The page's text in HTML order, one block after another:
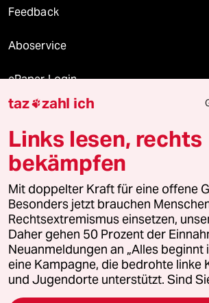
Feedback
Aboservice
ePaper Login
Downloads für Abonnierende
© 2026 taz Verlags und Vertriebs GmbH
Alle Rechte vorbehalten. Bei rechtlichen Fragen
wenden Sie sich bitte an
lizenzen@taz.de
Feedback Redaktionsstatut
Leitlinie Informant Datenschutz
taz zahl ich
Links lesen, rechts
bekämpfen
Mit doppelter Kraft für eine offene
Besonders jetzt brauchen
Rechtsextremismus einsetzen,
Daher gehen 50 Prozent der
Neuanmeldungen an „Alles beginnt
eine Kampagne, die bedrohte linke
und Jugendorte unterstützt. Sind